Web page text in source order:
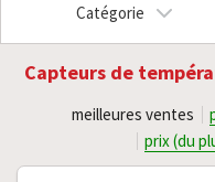
Catégorie
Capteurs de
meilleures ventes
prix (du